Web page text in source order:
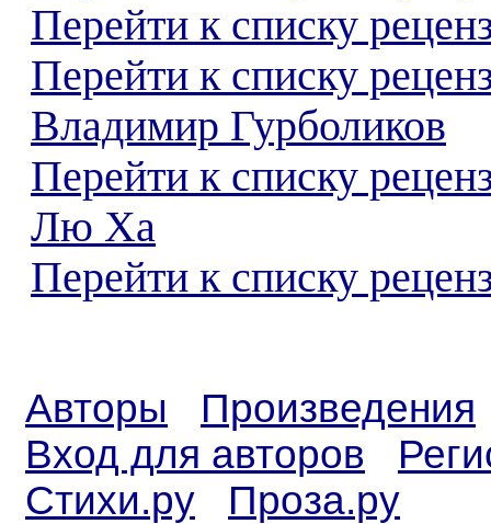
Перейти к списку
Перейти к списку
Владимир Гурболиков
Перейти к списку
Лю Ха
Перейти к списку
Авторы
Произведения
Вход для авторов
Стихи.ру
Проза.ру